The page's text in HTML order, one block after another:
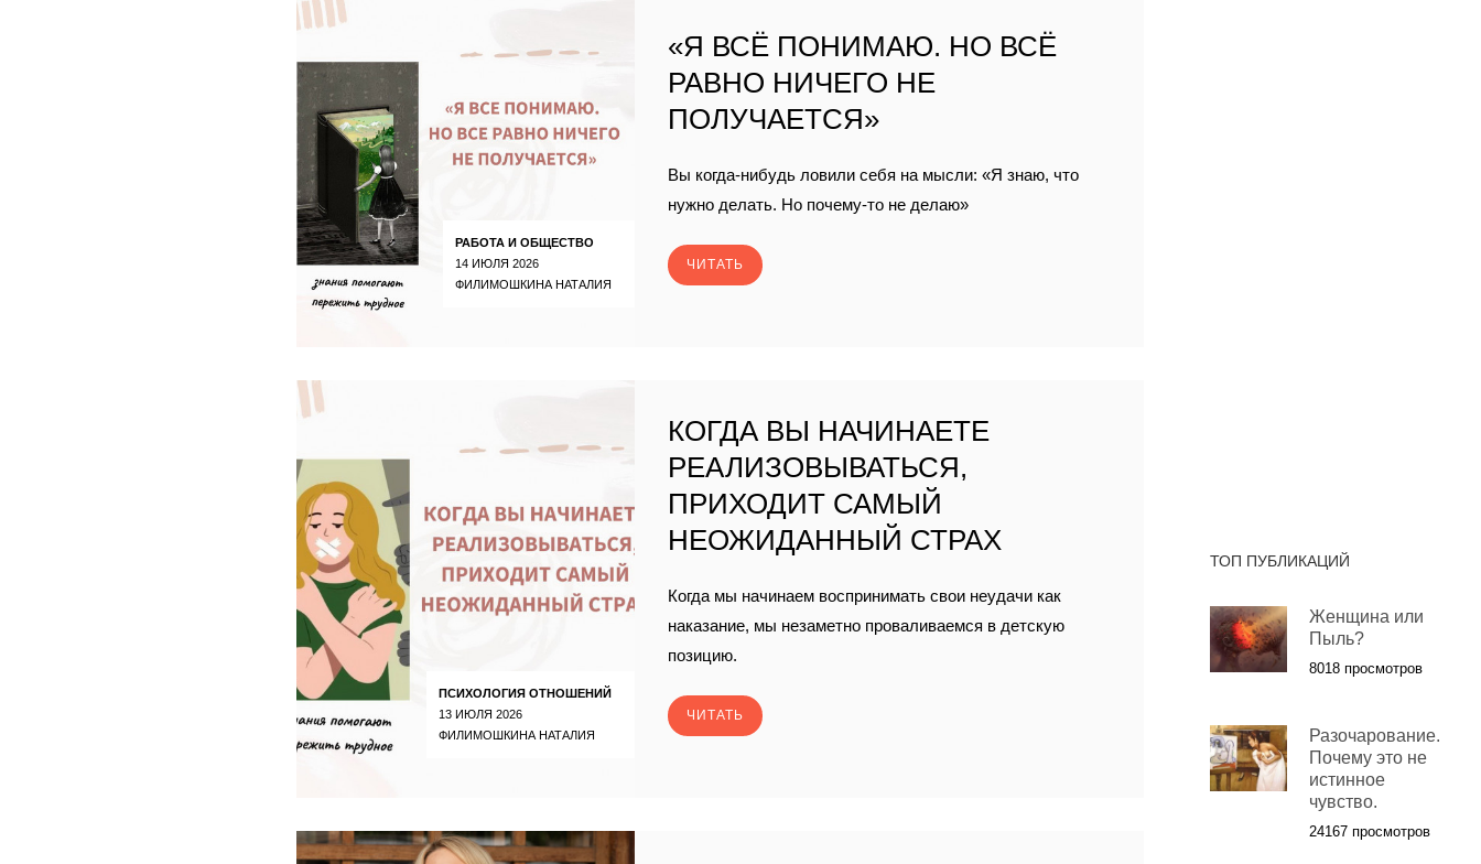
РАБОТА И ОБЩЕСТВО
14 ИЮЛЯ 2026
ФИЛИМОШКИНА НАТАЛИЯ
«Я ВСЁ ПОНИМАЮ. НО ВСЁ
РАВНО НИЧЕГО НЕ
ПОЛУЧАЕТСЯ»
Вы когда-нибудь ловили себя на мысли: «Я знаю, что
нужно делать. Но почему-то не делаю»
ЧИТАТЬ
ПСИХОЛОГИЯ ОТНОШЕНИЙ
13 ИЮЛЯ 2026
ФИЛИМОШКИНА НАТАЛИЯ
КОГДА ВЫ НАЧИНАЕТЕ
РЕАЛИЗОВЫВАТЬСЯ,
ПРИХОДИТ САМЫЙ
НЕОЖИДАННЫЙ СТРАХ
Когда мы начинаем воспринимать свои неудачи как
наказание, мы незаметно проваливаемся в детскую
позицию.
ЧИТАТЬ
ТОП ПУБЛИКАЦИЙ
Женщина или
Пыль?
8018 просмотров
Разочарование.
Почему это не
истинное
чувство.
24167 просмотров